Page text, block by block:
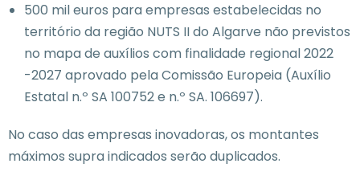
500 mil euros para empresas estabelecidas no
território da região NUTS II do Algarve não previstos
no mapa de auxílios com finalidade regional 2022
-2027 aprovado pela Comissão Europeia (Auxílio
Estatal n.º SA 100752 e n.º SA. 106697).
No caso das empresas inovadoras, os montantes
máximos supra indicados serão duplicados.